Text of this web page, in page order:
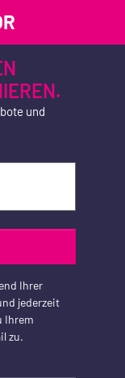
und
Ihrer
jederzeit
Ihrem
zu.